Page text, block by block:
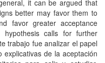
it can be argued that
better may favor them to
favor greater acceptance
hypothesis calls for further
trabajo fue analizar el papel
de la aceptación